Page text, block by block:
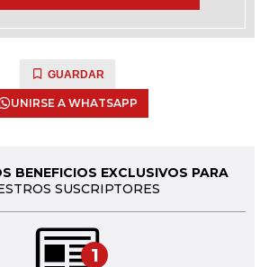
GUARDAR
UNIRSE A WHATSAPP
BENEFICIOS EXCLUSIVOS PARA
SUSCRIPTORES
1